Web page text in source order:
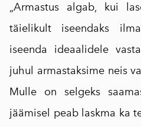
„Armastus algab, kui
täielikult iseendaks
iseenda ideaalidele
juhul armastaksime neis
Mulle on selgeks
jäämisel peab laskma ka